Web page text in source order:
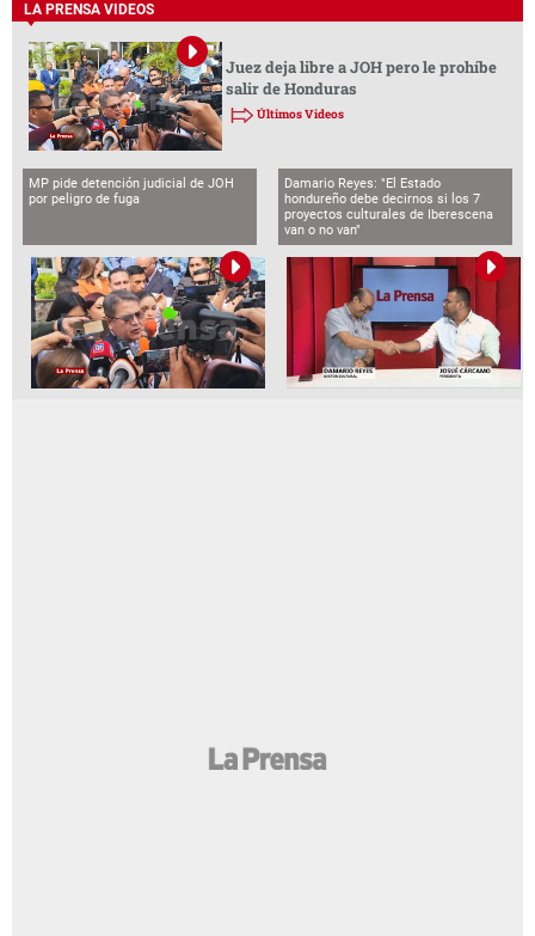
LA PRENSA VIDEOS
Juez deja libre a JOH pero le prohíbe
salir de Honduras
Últimos Videos
MP pide detención judicial de JOH
por peligro de fuga
Damario Reyes: "El Estado
hondureño debe decirnos si los 7
proyectos culturales de Iberescena
van o no van"